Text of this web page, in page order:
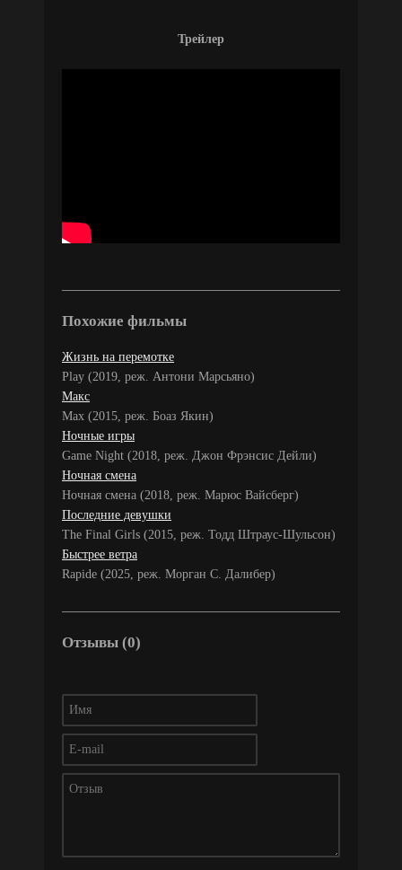
Трейлер
Похожие фильмы
Жизнь на перемотке
Play (2019, реж. Антони Марсьяно)
Макс
Max (2015, реж. Боаз Якин)
Ночные игры
Game Night (2018, реж. Джон Фрэнсис Дейли)
Ночная смена
Ночная смена (2018, реж. Марюс Вайсберг)
Последние девушки
The Final Girls (2015, реж. Тодд Штраус-Шульсон)
Быстрее ветра
Rapide (2025, реж. Морган С. Далибер)
Отзывы (0)